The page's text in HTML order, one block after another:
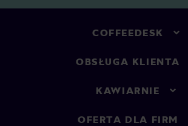
COFFEEDESK
OBSŁUGA KLIENTA
KAWIARNIE
OFERTA DLA FIRM